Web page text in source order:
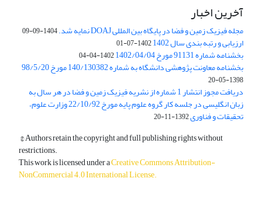
آخرین اخبار
مجله فیزیک زمین و فضا در پایگاه بین المللی DOAJ نمایه شد. 1404-09-09
ارزیابی و رتبه بندی سال 1402 1402-07-01
بخشنامه شماره 91131 مورخ 1402/04/04 1402-04-04
بخشنامه معاونت پژوهشی دانشگاه به شماره 140/130382 مورخ 98/5/20
1398-05-20
دریافت مجوز انتشار 1 شماره از نشریه فیزیک زمین و فضا در هر سال به
زبان انگلیسی در جلسه کار گروه علوم پایه مورخ 22/10/92 وزارت علوم،
تحقیقات و فناوری1392-11-20
© Authors retain the copyright and full publishing rights without
restrictions.
This work is licensed under aCreative Commons Attribution-
NonCommercial 4.0 International License.